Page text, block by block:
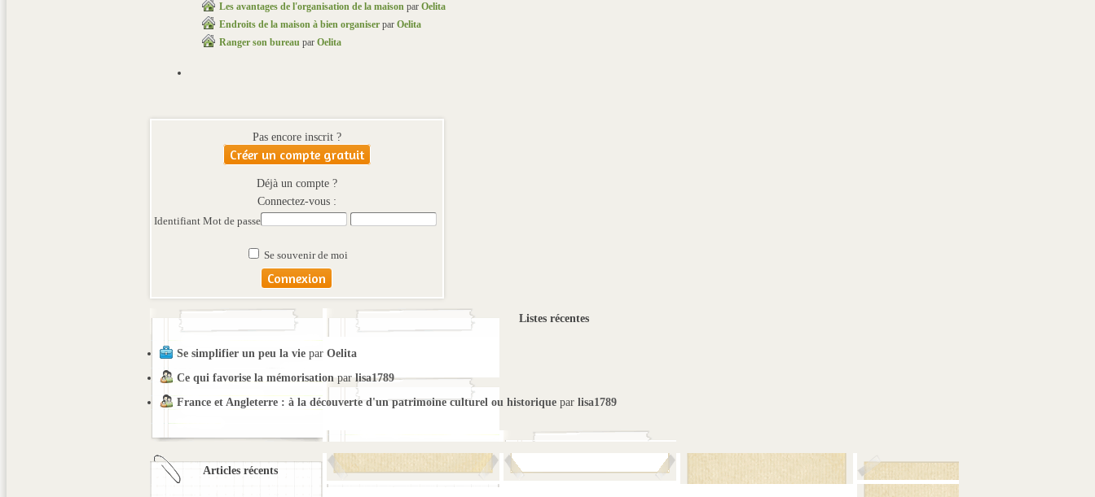
Les avantages de l'organisation de la maisonpar Oelita
Endroits de la maison à bien organiserpar Oelita
Ranger son bureaupar Oelita
Pas encore inscrit ?
Créer un compte gratuit
Déjà un compte ?
Connectez-vous :
Identifiant Mot de passe
Se souvenir de moi
Listes récentes
Se simplifier un peu la viepar Oelita
Ce qui favorise la mémorisationpar lisa1789
France et Angleterre : à la découverte d'un patrimoine culturel ou historiquepar lisa1789
Articles récents